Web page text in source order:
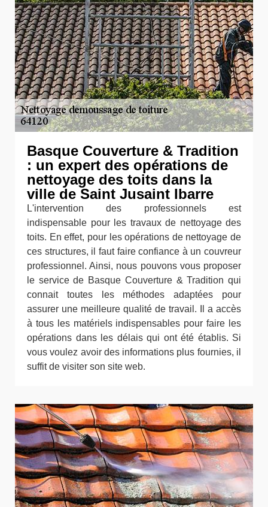
Basque Couverture & Tradition
: un expert des opérations de
nettoyage des toits dans la
ville de Saint Jusaint Ibarre
L'intervention des professionnels est
indispensable pour les travaux de nettoyage des
toits. En effet, pour les opérations de nettoyage de
ces structures, il faut faire confiance à un couvreur
professionnel. Ainsi, nous pouvons vous proposer
le service de Basque Couverture & Tradition qui
connait toutes les méthodes adaptées pour
assurer une meilleure qualité de travail. Il a accès
à tous les matériels indispensables pour faire les
opérations dans les délais qui ont été établis. Si
vous voulez avoir des informations plus fournies, il
suffit de visiter son site web.